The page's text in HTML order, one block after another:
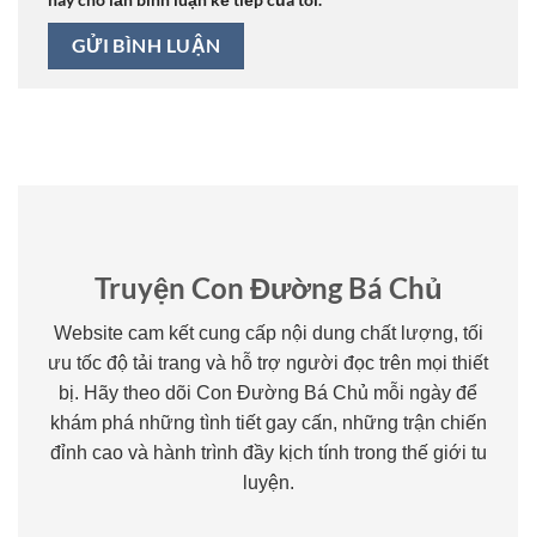
Truyện Con Đường Bá Chủ
Website cam kết cung cấp nội dung chất lượng, tối
ưu tốc độ tải trang và hỗ trợ người đọc trên mọi thiết
bị. Hãy theo dõi Con Đường Bá Chủ mỗi ngày để
khám phá những tình tiết gay cấn, những trận chiến
đỉnh cao và hành trình đầy kịch tính trong thế giới tu
luyện.